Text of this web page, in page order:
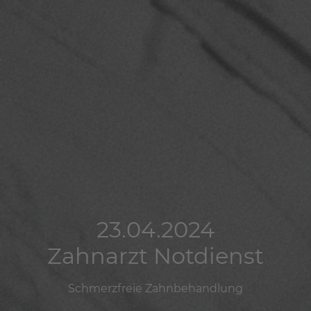
23.04.2024
Zahnarzt Notdienst
Schmerzfreie Zahnbehandlung
23.04.2024
Zahnarzt Notdienst
Schmerzfreie Zahnbehandlung
23.04.2024
Zahnarzt Notdienst
Schmerzfreie Zahnbehandlung